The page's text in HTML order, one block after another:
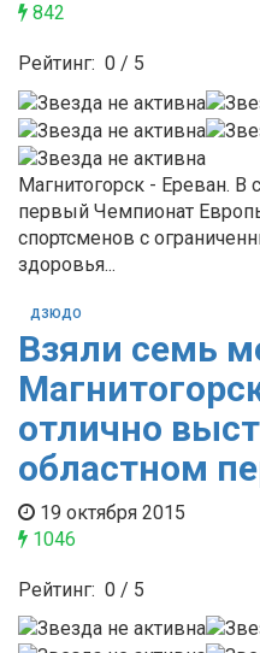
842
Рейтинг: 0 / 5
Магнитогорск - Ереван.
первый Чемпионат
спортсменов с
здоровья...
ДЗЮДО
Взяли семь
отлично
областном
19 октября 2015
1046
Рейтинг: 0 / 5